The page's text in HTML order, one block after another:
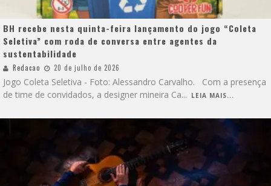
BH recebe nesta quinta-feira lançamento do jogo “Coleta
Seletiva” com roda de conversa entre agentes da
sustentabilidade
Redacao 20 de julho de 2026
Jogo Coleta Seletiva - Foto: Alessandro Carvalho. Com a presença
de time de convidados, a designer mineira Ca... LEIA MAIS...